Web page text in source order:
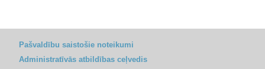
Pašvaldību saistošie noteikumi
Administratīvās atbildības ceļvedis